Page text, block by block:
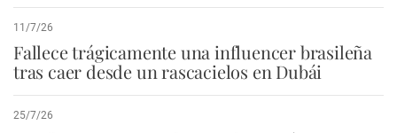
11/7/26
Fallece trágicamente una influencer brasileña
tras caer desde un rascacielos en Dubái
25/7/26